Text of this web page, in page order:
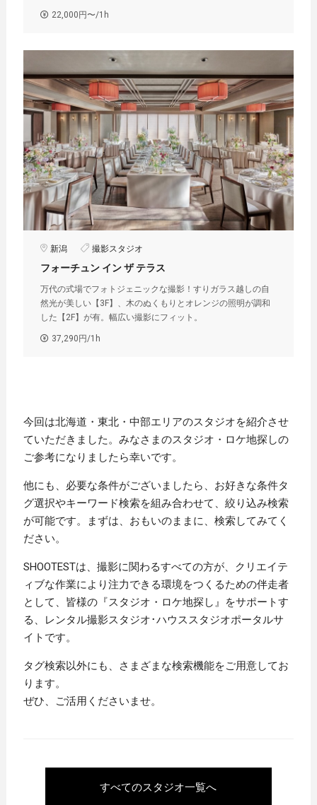
22,000円〜/1h
新潟 撮影スタジオ
フォーチュン イン ザ テラス
万代の式場でフォトジェニックな撮影！すりガラス越しの自
然光が美しい【3F】、木のぬくもりとオレンジの照明が調和
した【2F】が有。幅広い撮影にフィット。
37,290円/1h
今回は北海道・東北・中部エリアのスタジオを紹介させ
ていただきました。みなさまのスタジオ・ロケ地探しの
ご参考になりましたら幸いです。
他にも、必要な条件がございましたら、お好きな条件タ
グ選択やキーワード検索を組み合わせて、絞り込み検索
が可能です。まずは、おもいのままに、検索してみてく
ださい。
SHOOTESTは、撮影に関わるすべての方が、クリエイテ
ィブな作業により注力できる環境をつくるための伴走者
として、皆様の『スタジオ・ロケ地探し』をサポートす
る、レンタル撮影スタジオ･ハウススタジオポータルサ
イトです。
タグ検索以外にも、さまざまな検索機能をご用意してお
ります。
ぜひ、ご活用くださいませ。
すべてのスタジオ一覧へ